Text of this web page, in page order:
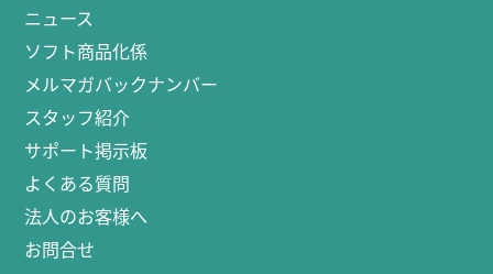
ニュース
ソフト商品化係
メルマガバックナンバー
スタッフ紹介
サポート掲示板
よくある質問
法人のお客様へ
お問合せ